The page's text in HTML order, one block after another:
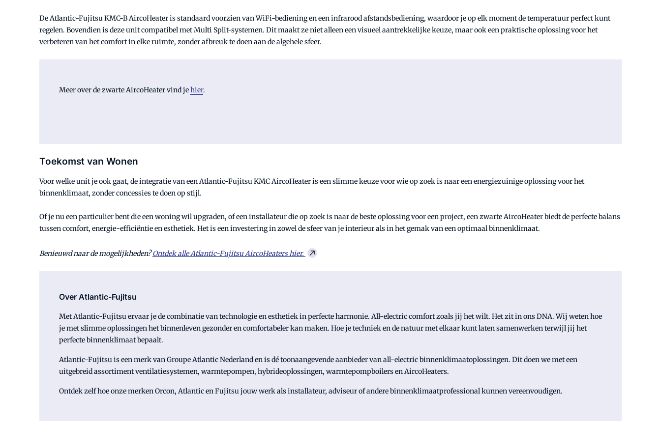
De Atlantic-Fujitsu KMC-B AircoHeater is standaard voorzien van WiFi-bediening en een infrarood afstandsbediening, waardoor je op elk moment de temperatuur perfect kunt
regelen. Bovendien is deze unit compatibel met Multi Split-systemen. Dit maakt ze niet alleen een visueel aantrekkelijke keuze, maar ook een praktische oplossing voor het
verbeteren van het comfort in elke ruimte, zonder afbreuk te doen aan de algehele sfeer.
Meer over de zwarte AircoHeater vind jehier.
Toekomst van Wonen
Voor welke unit je ook gaat, de integratie van een Atlantic-Fujitsu KMC AircoHeater is een slimme keuze voor wie op zoek is naar een energiezuinige oplossing voor het
binnenklimaat, zonder concessies te doen op stijl.
Of je nu een particulier bent die een woning wil upgraden, of een installateur die op zoek is naar de beste oplossing voor een project, een zwarte AircoHeater biedt de perfecte balans
tussen comfort, energie-efficiëntie en esthetiek. Het is een investering in zowel de sfeer van je interieur als in het gemak van een optimaal binnenklimaat.
Benieuwd naar de mogelijkheden?Ontdek alle Atlantic-Fujitsu AircoHeaters hier.
Over Atlantic-Fujitsu
Met Atlantic-Fujitsu ervaar je de combinatie van technologie en esthetiek in perfecte harmonie. All-electric comfort zoals jij het wilt. Het zit in ons DNA. Wij weten hoe
je met slimme oplossingen het binnenleven gezonder en comfortabeler kan maken. Hoe je techniek en de natuur met elkaar kunt laten samenwerken terwijl jij het
perfecte binnenklimaat bepaalt.
Atlantic-Fujitsu is een merk van Groupe Atlantic Nederland en is dé toonaangevende aanbieder van all-electric binnenklimaatoplossingen. Dit doen we met een
uitgebreid assortiment ventilatiesystemen, warmtepompen, hybrideoplossingen, warmtepompboilers en AircoHeaters.
Ontdek zelf hoe onze merken Orcon, Atlantic en Fujitsu jouw werk als installateur, adviseur of andere binnenklimaatprofessional kunnen vereenvoudigen.